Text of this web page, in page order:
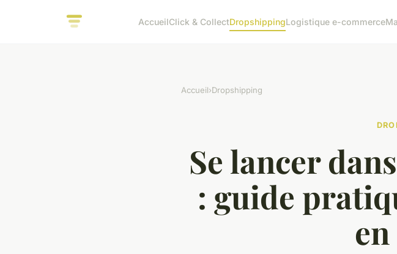
AccueilClick & CollectDropshippingLogistique e-commerce
Accueil›Dropshipping
Se lancer
: guide